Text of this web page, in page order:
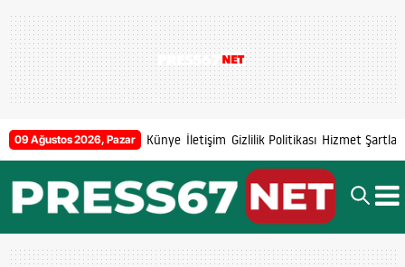
09 Ağustos 2026, Pazar Künye İletişim Gizlilik Politikası Hizmet Şartları